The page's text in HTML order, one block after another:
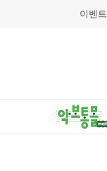
이벤트